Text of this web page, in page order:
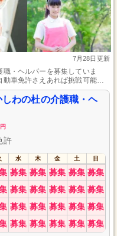
7月28日更新
・ヘルパーを募集していま
車免許さえあれば挑戦可能
サービスを提供できるやりがい
した福利厚生のもとでスキル
わの杜の介護職・ヘ
円
許
水 木 金 土 日
募集 募集 募集 募集 募集
募集 募集 募集 募集 募集
募集 募集 募集 募集 募集
募集 募集 募集 募集 募集